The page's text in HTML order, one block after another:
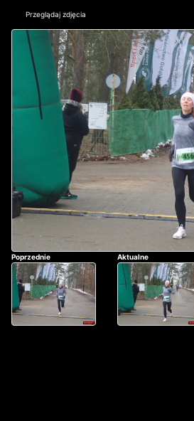
Przeglądaj zdjęcia
Poprzednie Aktualne